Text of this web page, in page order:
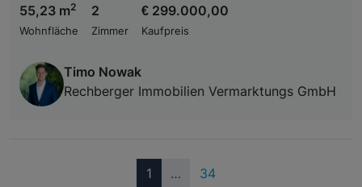
55,23 m2
Wohnfläche
2
Zimmer
€ 299.000,00
Kaufpreis
Timo Nowak
Rechberger Immobilien Vermarktungs GmbH
1 (current)
… 34